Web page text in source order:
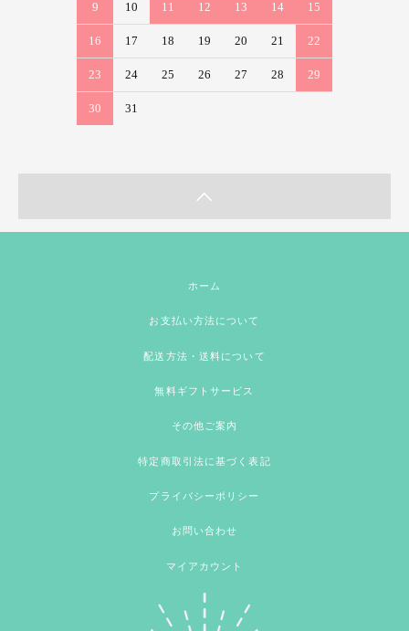
9 10 11 12 13 14 15
16 17 18 19 20 21 22
23 24 25 26 27 28 29
30 31
ホーム
お支払い方法について
配送方法・送料について
無料ギフトサービス
その他ご案内
特定商取引法に基づく表記
プライバシーポリシー
お問い合わせ
マイアカウント